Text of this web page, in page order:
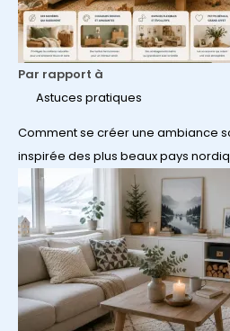
Par rapport à
Astuces pratiques
Comment se créer une ambiance
inspirée des plus beaux pays